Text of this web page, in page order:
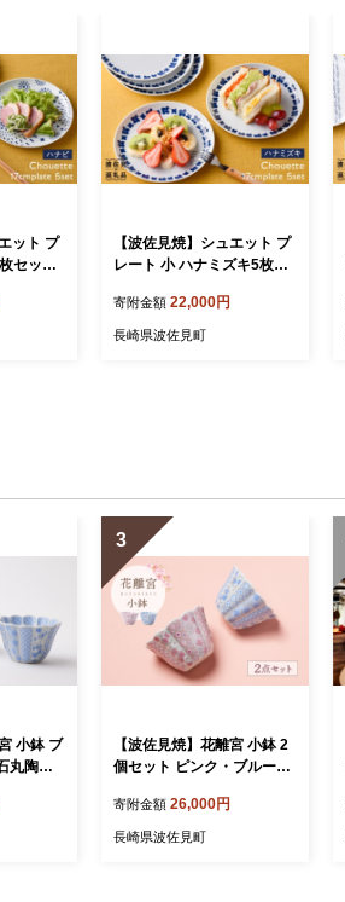
ット プ
セット
【波佐見焼】シュエット プ
レート 小 ハナミズキ5枚セ
店】 [PA169]
寄附金額 22,000円
長崎県波佐見町
小鉢 ブ
丸陶
3
【波佐見焼】花離宮 小鉢 2
個セット ピンク・ブルー
寄附金額 26,000円
長崎県波佐見町